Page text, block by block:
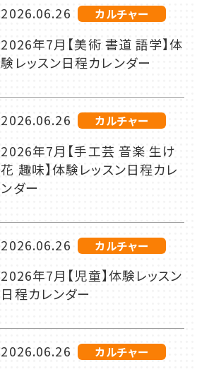
2026.06.26 カルチャー
2026年7月【美術 書道 語学】体
験レッスン日程カレンダー
2026.06.26 カルチャー
2026年7月【手工芸 音楽 生け
花 趣味】体験レッスン日程カレ
ンダー
2026.06.26 カルチャー
2026年7月【児童】体験レッスン
日程カレンダー
2026.06.26 カルチャー